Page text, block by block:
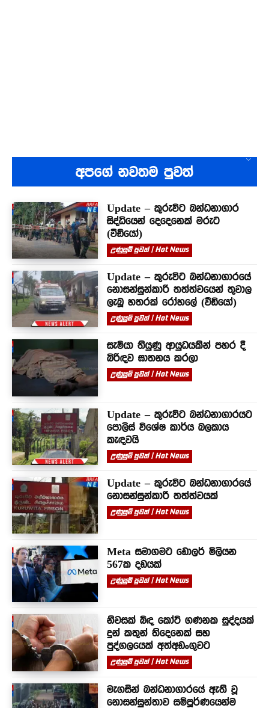
අපගේ නවතම පුවත්
Update – කුරුවිට බන්ධනාගාර
සිද්ධියෙන් දෙදෙනෙක් මරුට
(වීඩියෝ)
උණුසුම් පුවත් | Hot News
Update – කුරුවිට බන්ධනාගාරයේ
නොසන්සුන්කාරී තත්ත්වයෙන් තුවාල
ලැබූ හතරක් රෝහලේ (වීඩියෝ)
උණුසුම් පුවත් | Hot News
සැමියා තියුණු ආයුධයකින් පහර දී
බිරිඳව ඝාතනය කරලා
උණුසුම් පුවත් | Hot News
Update – කුරුවිට බන්ධනාගාරයට
පොලිස් විශේෂ කාර්ය බලකාය
කැඳවයි
උණුසුම් පුවත් | Hot News
Update – කුරුවිට බන්ධනාගාරයේ
නොසන්සුන්කාරී තත්ත්වයක්
උණුසුම් පුවත් | Hot News
Meta සමාගමට ඩොලර් මිලියන
567ක දඩයක්
උණුසුම් පුවත් | Hot News
නිවසක් බිඳ කෝටි ගණනක සුද්දයක්
දුන් කතුන් තිදෙනෙක් සහ
පුද්ගලයෙක් අත්අඩංගුවට
උණුසුම් පුවත් | Hot News
මැගසින් බන්ධනාගාරයේ ඇති වූ
නොසන්සුන්තාව සම්පූර්ණයෙන්ම